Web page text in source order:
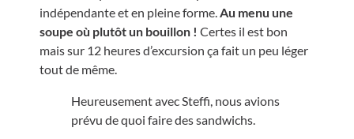
indépendante et en pleine forme.Au menu une
soupe où plutôt un bouillon ! Certes il est bon
mais sur 12 heures d’excursion ça fait un peu léger
tout de même.
Heureusement avec Steffi, nous avions
prévu de quoi faire des sandwichs.